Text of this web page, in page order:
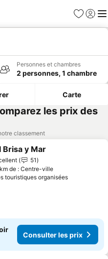
Favoris
Se
Personnes et chambres
2 personnes, 1 chambre
Carte
les prix des
classement
à mes favoris
Brisa y Mar
51
de : Centre-ville
touristiques organisées
Consulter les prix